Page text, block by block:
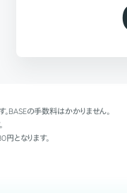
BASEの手数料はかかりません。
となります。